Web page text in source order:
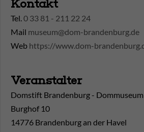
Kontakt
Tel.0 33 81 - 211 22 24
Mail museum@dom-brandenburg.de
Web https://www.dom-
Veranstalter
Domstift Brandenburg - Dommuseum
Burghof 10
14776 Brandenburg an der Havel